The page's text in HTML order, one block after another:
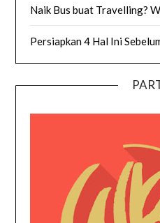
Naik Bus buat Travelling?
Persiapkan 4 Hal Ini